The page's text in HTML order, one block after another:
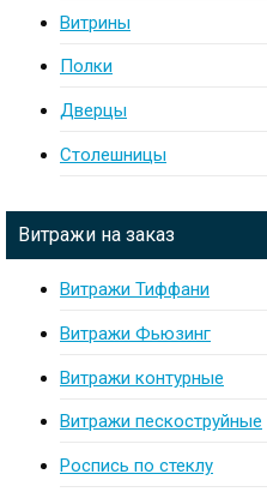
Витрины
Полки
Дверцы
Столешницы
Витражи на заказ
Витражи Тиффани
Витражи Фьюзинг
Витражи контурные
Витражи пескоструйные
Роспись по стеклу